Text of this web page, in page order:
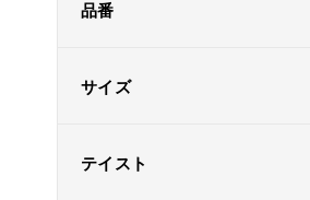
品番
サイズ
テイスト